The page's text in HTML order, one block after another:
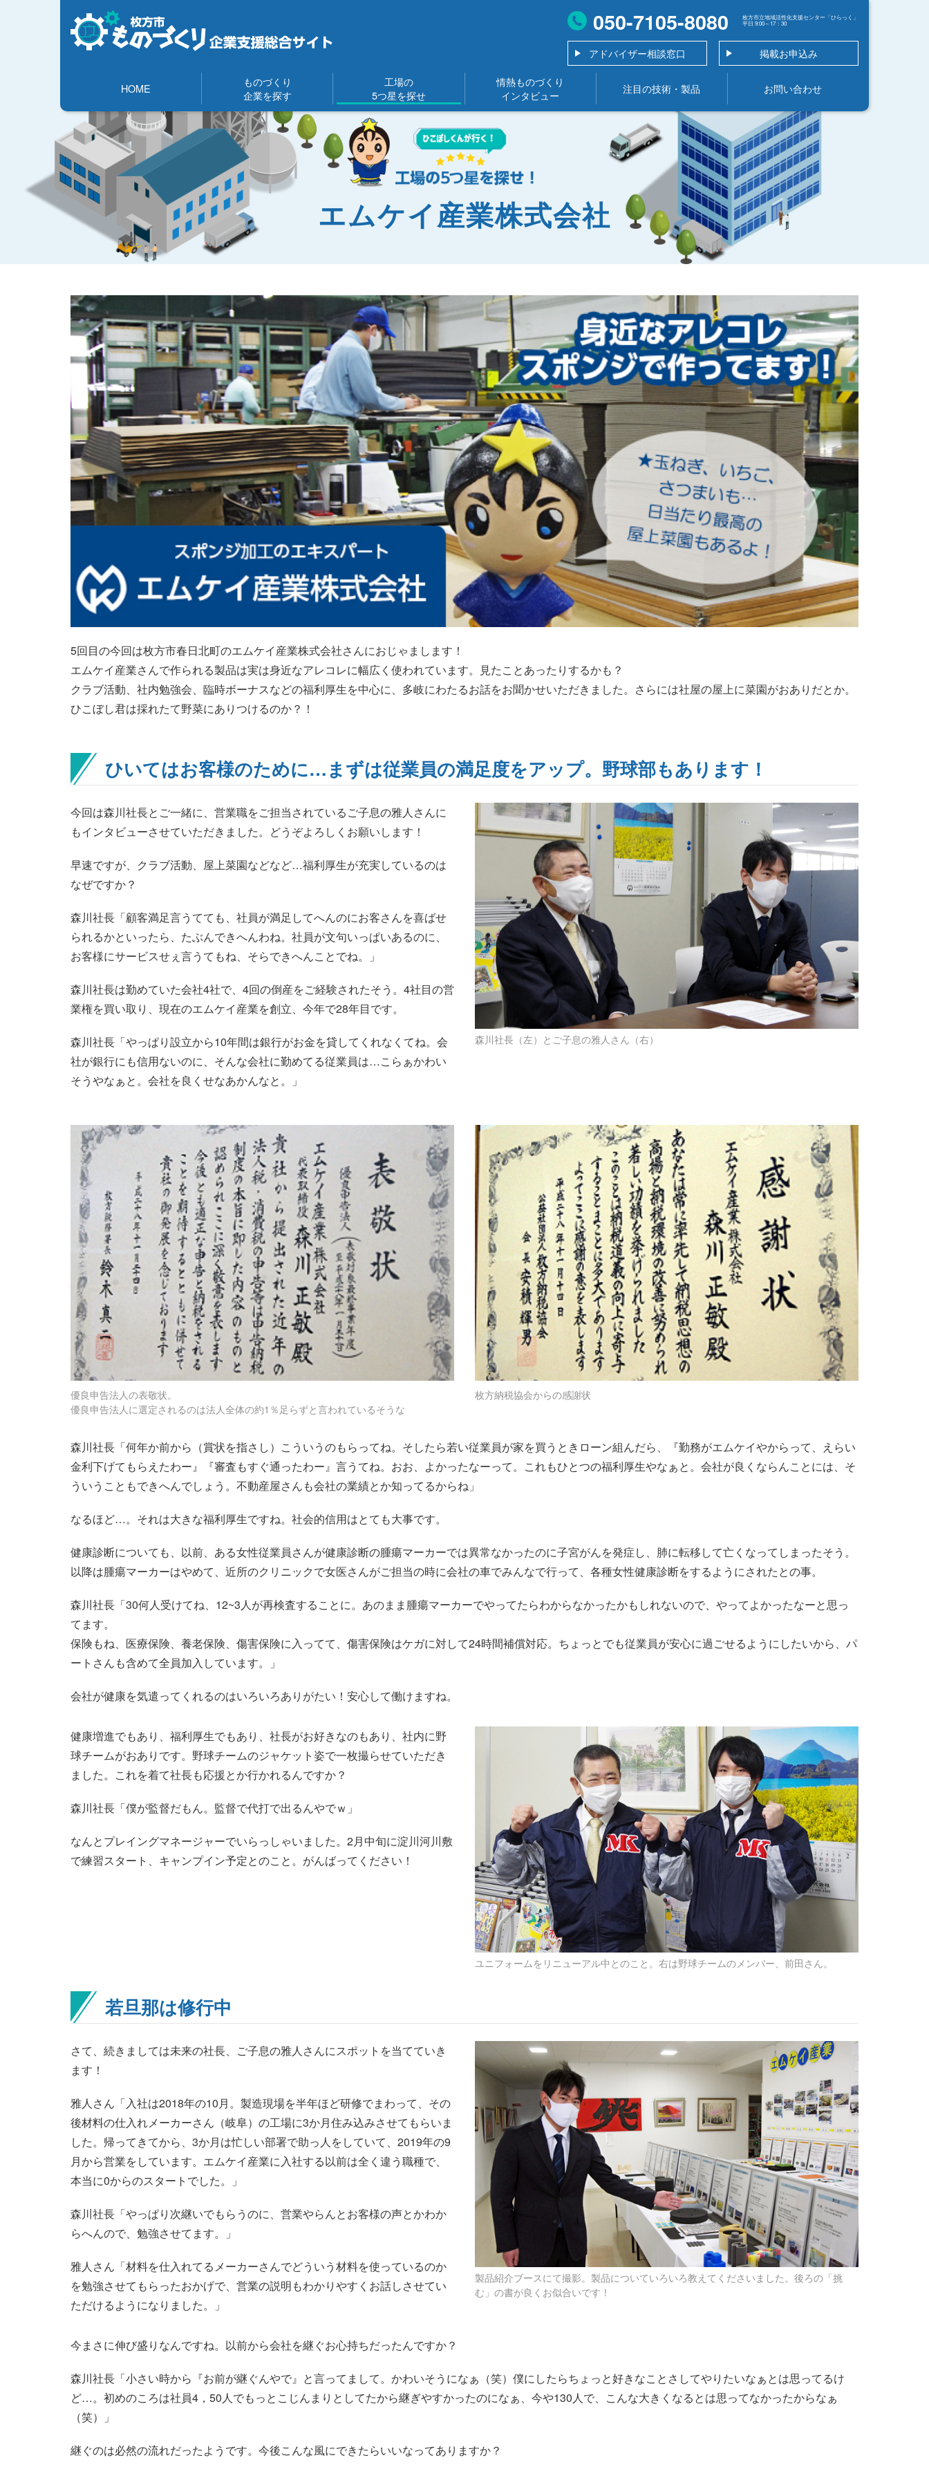
050-7105-8080
枚方市立地域活性化支援センター「ひらっく」
平日 9:00～17：30
アドバイザー相談窓口 掲載お申込み
HOME
ものづくり
企業を探す
工場の
5つ星を探せ
情熱ものづくり
インタビュー
注目の技術・製品 お問い合わせ
エムケイ産業株式会社
5回目の今回は枚方市春日北町のエムケイ産業株式会社さんにおじゃまします！
エムケイ産業さんで作られる製品は実は身近なアレコレに幅広く使われています。見たことあったりするかも？
クラブ活動、社内勉強会、臨時ボーナスなどの福利厚生を中心に、多岐にわたるお話をお聞かせいただきました。さらには社屋の屋上に菜園がおありだとか。
ひこぼし君は採れたて野菜にありつけるのか？！
ひいてはお客様のために…まずは従業員の満足度をアップ。野球部もあります！
今回は森川社長とご一緒に、営業職をご担当されているご子息の雅人さんに
もインタビューさせていただきました。どうぞよろしくお願いします！
早速ですが、クラブ活動、屋上菜園などなど…福利厚生が充実しているのは
なぜですか？
森川社長「顧客満足言うてても、社員が満足してへんのにお客さんを喜ばせ
られるかといったら、たぶんできへんわね。社員が文句いっぱいあるのに、
お客様にサービスせぇ言うてもね、そらできへんことでね。」
森川社長は勤めていた会社4社で、4回の倒産をご経験されたそう。4社目の営
業権を買い取り、現在のエムケイ産業を創立、今年で28年目です。
森川社長「やっぱり設立から10年間は銀行がお金を貸してくれなくてね。会
社が銀行にも信用ないのに、そんな会社に勤めてる従業員は…こらぁかわい
そうやなぁと。会社を良くせなあかんなと。」
森川社長（左）とご子息の雅人さん（右）
優良申告法人の表敬状。
優良申告法人に選定されるのは法人全体の約1％足らずと言われているそうな
枚方納税協会からの感謝状
森川社長「何年か前から（賞状を指さし）こういうのもらってね。そしたら若い従業員が家を買うときローン組んだら、『勤務がエムケイやからって、えらい
金利下げてもらえたわー』『審査もすぐ通ったわー』言うてね。おお、よかったなーって。これもひとつの福利厚生やなぁと。会社が良くならんことには、そ
ういうこともできへんでしょう。不動産屋さんも会社の業績とか知ってるからね」
なるほど…。それは大きな福利厚生ですね。社会的信用はとても大事です。
健康診断についても、以前、ある女性従業員さんが健康診断の腫瘍マーカーでは異常なかったのに子宮がんを発症し、肺に転移して亡くなってしまったそう。
以降は腫瘍マーカーはやめて、近所のクリニックで女医さんがご担当の時に会社の車でみんなで行って、各種女性健康診断をするようにされたとの事。
森川社長「30何人受けてね、12~3人が再検査することに。あのまま腫瘍マーカーでやってたらわからなかったかもしれないので、やってよかったなーと思っ
てます。
保険もね、医療保険、養老保険、傷害保険に入ってて、傷害保険はケガに対して24時間補償対応。ちょっとでも従業員が安心に過ごせるようにしたいから、パ
ートさんも含めて全員加入しています。」
会社が健康を気遣ってくれるのはいろいろありがたい！安心して働けますね。
健康増進でもあり、福利厚生でもあり、社長がお好きなのもあり、社内に野
球チームがおありです。野球チームのジャケット姿で一枚撮らせていただき
ました。これを着て社長も応援とか行かれるんですか？
森川社長「僕が監督だもん。監督で代打で出るんやでｗ」
なんとプレイングマネージャーでいらっしゃいました。2月中旬に淀川河川敷
で練習スタート、キャンプイン予定とのこと。がんばってください！
ユニフォームをリニューアル中とのこと。右は野球チームのメンバー、前田さん。
若旦那は修行中
さて、続きましては未来の社長、ご子息の雅人さんにスポットを当てていき
ます！
雅人さん「入社は2018年の10月。製造現場を半年ほど研修でまわって、その
後材料の仕入れメーカーさん（岐阜）の工場に3か月住み込みさせてもらいま
した。帰ってきてから、3か月は忙しい部署で助っ人をしていて、2019年の9
月から営業をしています。エムケイ産業に入社する以前は全く違う職種で、
本当に0からのスタートでした。」
森川社長「やっぱり次継いでもらうのに、営業やらんとお客様の声とかわか
らへんので、勉強させてます。」
雅人さん「材料を仕入れてるメーカーさんでどういう材料を使っているのか
を勉強させてもらったおかげで、営業の説明もわかりやすくお話しさせてい
ただけるようになりました。」
製品紹介ブースにて撮影。製品についていろいろ教えてくださいました。後ろの「挑
む」の書が良くお似合いです！
今まさに伸び盛りなんですね。以前から会社を継ぐお心持ちだったんですか？
森川社長「小さい時から『お前が継ぐんやで』と言ってまして。かわいそうになぁ（笑）僕にしたらちょっと好きなことさしてやりたいなぁとは思ってるけ
ど…。初めのころは社員4，50人でもっとこじんまりとしてたから継ぎやすかったのになぁ、今や130人で、こんな大きくなるとは思ってなかったからなぁ
（笑）」
継ぐのは必然の流れだったようです。今後こんな風にできたらいいなってありますか？